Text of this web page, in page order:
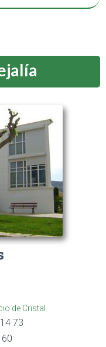
de Cristal
73